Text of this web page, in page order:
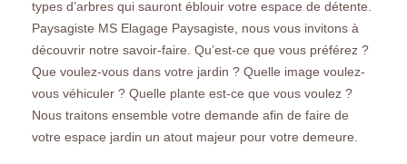
types d’arbres qui sauront éblouir votre espace de détente.
Paysagiste MS Elagage Paysagiste, nous vous invitons à
découvrir notre savoir-faire. Qu’est-ce que vous préférez ?
Que voulez-vous dans votre jardin ? Quelle image voulez-
vous véhiculer ? Quelle plante est-ce que vous voulez ?
Nous traitons ensemble votre demande afin de faire de
votre espace jardin un atout majeur pour votre demeure.